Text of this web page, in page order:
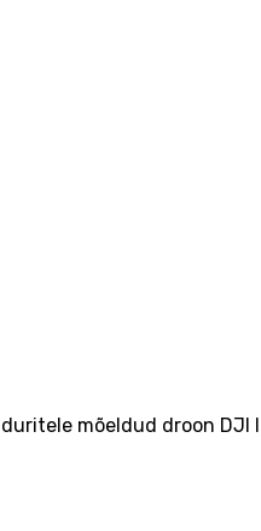
mõeldud droon DJI